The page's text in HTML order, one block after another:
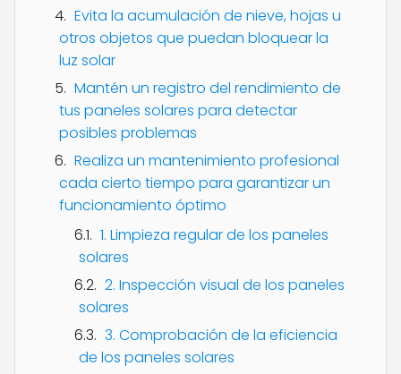
Evita la acumulación de nieve, hojas u
otros objetos que puedan bloquear la
luz solar
Mantén un registro del rendimiento de
tus paneles solares para detectar
posibles problemas
Realiza un mantenimiento profesional
cada cierto tiempo para garantizar un
funcionamiento óptimo
1. Limpieza regular de los paneles
solares
2. Inspección visual de los paneles
solares
3. Comprobación de la eficiencia
de los paneles solares